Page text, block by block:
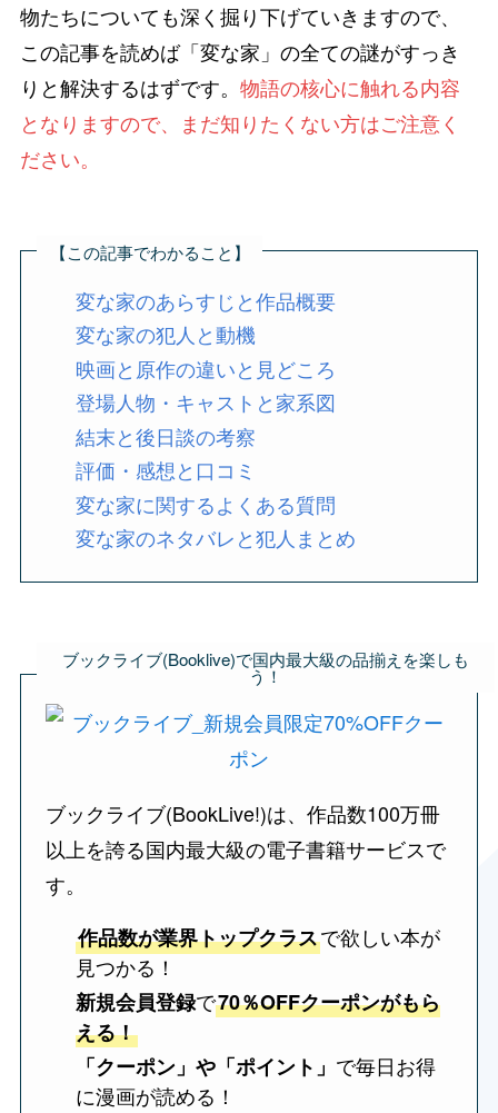
物たちについても深く掘り下げていきますので、
この記事を読めば「変な家」の全ての謎がすっき
りと解決するはずです。 物語の核心に触れる内容
となりますので、まだ知りたくない方はご注意く
ださい。
【この記事でわかること】
変な家のあらすじと作品概要
変な家の犯人と動機
映画と原作の違いと見どころ
登場人物・キャストと家系図
結末と後日談の考察
評価・感想と口コミ
変な家に関するよくある質問
変な家のネタバレと犯人まとめ
ブックライブ(Booklive)で国内最大級の品揃えを楽しも
う！
ブックライブ(BookLive!)は、作品数100万冊
以上を誇る国内最大級の電子書籍サービスで
す。
作品数が業界トップクラスで欲しい本が
見つかる！
新規会員登録で70％OFFクーポンがもら
える！
「クーポン」や「ポイント」 で毎日お得
に漫画が読める！